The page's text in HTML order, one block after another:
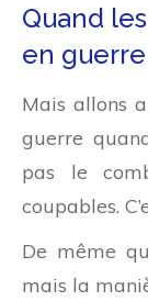
Quand
en guerre
Mais allons
guerre
pas le
coupables.
De même
mais la